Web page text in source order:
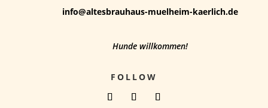
info@altesbrauhaus-muelheim-kaerlich.de
Hunde willkommen!
FOLLOW